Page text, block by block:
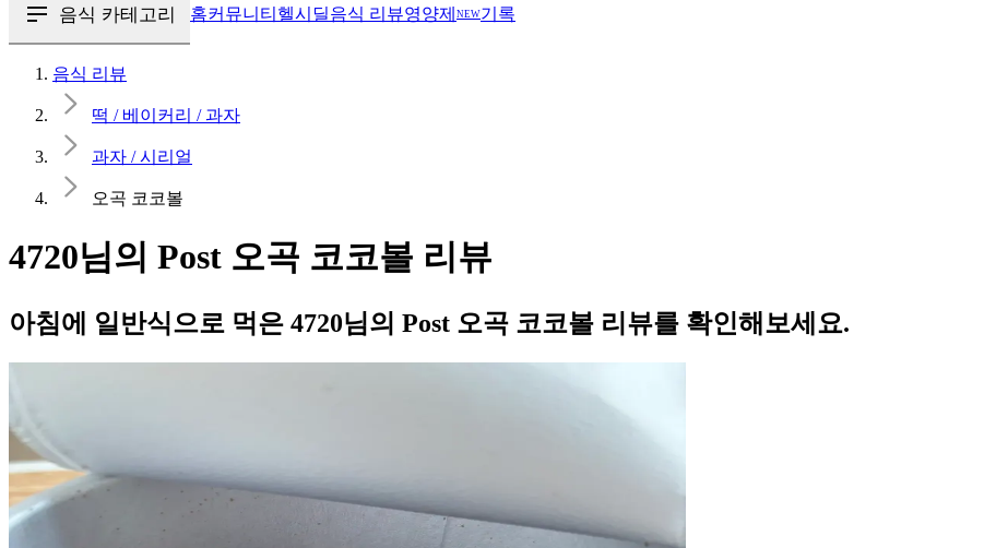
음식 카테고리 홈커뮤니티 헬시딜음식 리뷰영양제 NEW기록
음식 리뷰
떡 / 베이커리 / 과자
과자 / 시리얼
오곡 코코볼
4720님의 Post 오곡 코코볼 리뷰
아침에 일반식으로 먹은 4720님의 Post 오곡 코코볼 리뷰를 확인해보세요.